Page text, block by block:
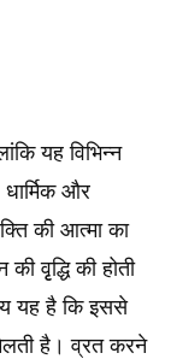
यह विभिन्न
और
की आत्मा का
की वृृद्धि की होती
यह है कि इससे
है। व्रत करने